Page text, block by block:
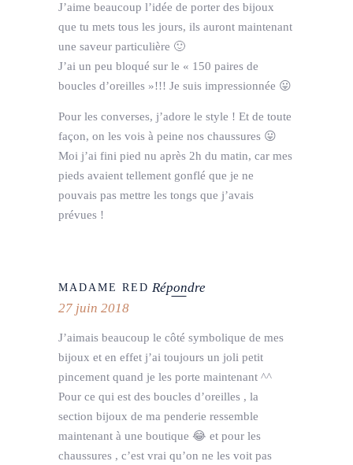
J’aime beaucoup l’idée de porter des bijoux
que tu mets tous les jours, ils auront maintenant
une saveur particulière 🙂
J’ai un peu bloqué sur le « 150 paires de
boucles d’oreilles »!!! Je suis impressionnée 😛
Pour les converses, j’adore le style ! Et de toute
façon, on les vois à peine nos chaussures 😛
Moi j’ai fini pied nu après 2h du matin, car mes
pieds avaient tellement gonflé que je ne
pouvais pas mettre les tongs que j’avais
prévues !
MADAME RED Répondre
27 juin 2018
J’aimais beaucoup le côté symbolique de mes
bijoux et en effet j’ai toujours un joli petit
pincement quand je les porte maintenant ^^
Pour ce qui est des boucles d’oreilles , la
section bijoux de ma penderie ressemble
maintenant à une boutique 😂 et pour les
chaussures , c’est vrai qu’on ne les voit pas